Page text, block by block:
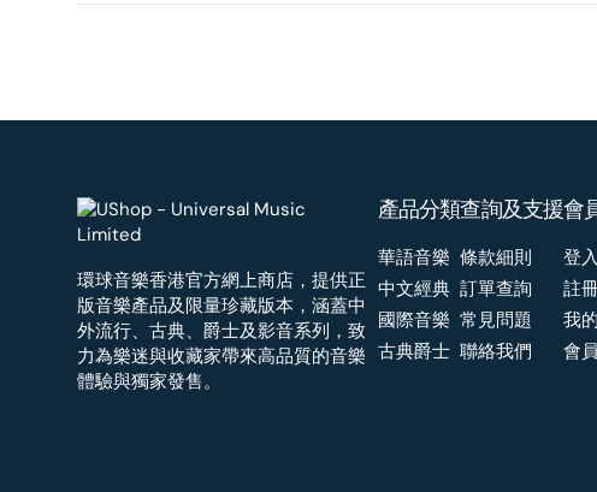
環球音樂香港官方網上商店，提供正
版音樂產品及限量珍藏版本，涵蓋中
外流行、古典、爵士及影音系列，致
力為樂迷與收藏家帶來高品質的音樂
體驗與獨家發售。
產品分類
華語音樂
中文經典
國際音樂
古典爵士
查詢及支援
條款細則
訂單查詢
常見問題
聯絡我們
會
登入
註
我
會